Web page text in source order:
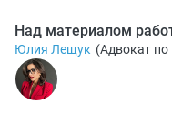
Над материалом
Юлия Лещук (Адвокат по